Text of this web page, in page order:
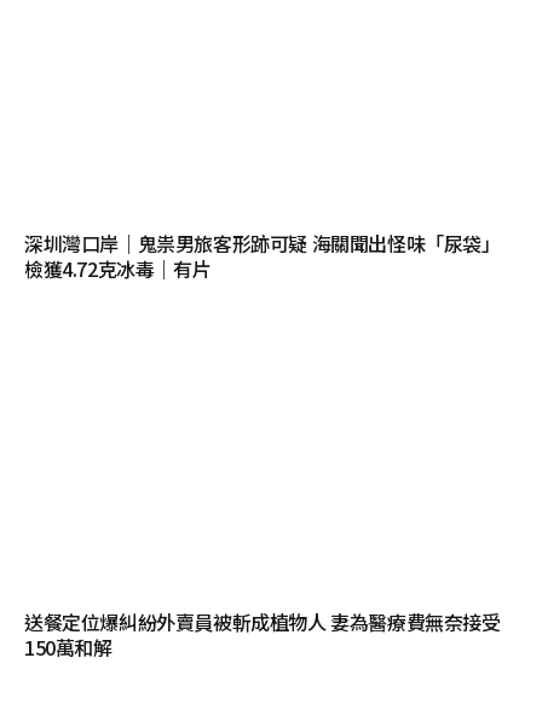
深圳灣口岸｜鬼祟男旅客形跡可疑 海關聞出怪味「尿袋」
檢獲4.72克冰毒｜有片
送餐定位爆糾紛外賣員被斬成植物人 妻為醫療費無奈接受
150萬和解